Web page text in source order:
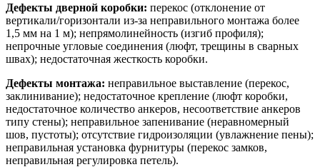
Дефекты дверной коробки: перекос (отклонение от
вертикали/горизонтали из-за неправильного монтажа более
1,5 мм на 1 м); непрямолинейность (изгиб профиля);
непрочные угловые соединения (люфт, трещины в сварных
швах); недостаточная жесткость коробки.
Дефекты монтажа: неправильное выставление (перекос,
заклинивание); недостаточное крепление (люфт коробки,
недостаточное количество анкеров, несоответствие анкеров
типу стены); неправильное запенивание (неравномерный
шов, пустоты); отсутствие гидроизоляции (увлажнение пены);
неправильная установка фурнитуры (перекос замков,
неправильная регулировка петель).